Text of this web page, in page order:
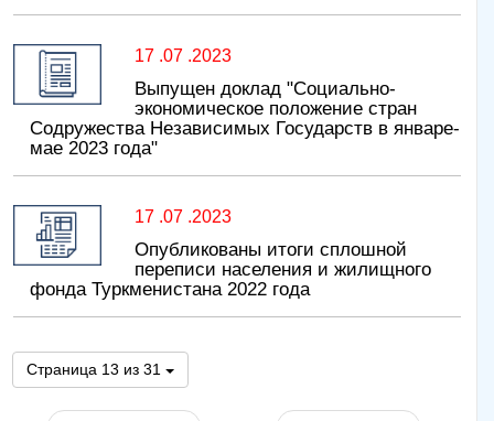
17 .07 .2023
Выпущен доклад "Социально-
экономическое положение стран
Содружества Независимых Государств в январе-
мае 2023 года"
17 .07 .2023
Опубликованы итоги сплошной
переписи населения и жилищного
фонда Туркменистана 2022 года
Страница 13 из 31